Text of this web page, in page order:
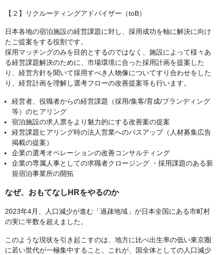
【２】リクルーティングアドバイザー（toB）
日本各地の宿泊施設の経営課題に対し、採用成功を軸に解決に向け
たご提案をする役割です。
採用マッチングのみを目的とするのではなく、施設によって様々あ
る経営課題解決のために、市場環境に合った採用計画を提案した
り、経営方針を聞いて採用すべき人物像についてすり合わせをした
り、経営計画を理解し選考フローの改善提案等も行います。
経営者、役職者からの経営課題（採用/集客/育成/ブランディング
等）のヒアリング
宿泊施設の求人票をより魅力的にする改善案の提案
経営課題ヒアリング時の法人営業へのパスアップ（人材募集広告
掲載の提案）
企業の選考オペレーションの改善コンサルティング
企業の専属人事としての求職者クロージング ・採用課題のある新
規宿泊事業所の開拓
なぜ、おもてなしHRをやるのか
2023年4月、人口減少が進む「過疎地域」が日本全国にある市町村
の実に半数を超えました。
このような現状を引き起こすのは、地方に比べ出生率の低い東京圏
に若い世代が一極集中すること。これが、国全体としての人口減少